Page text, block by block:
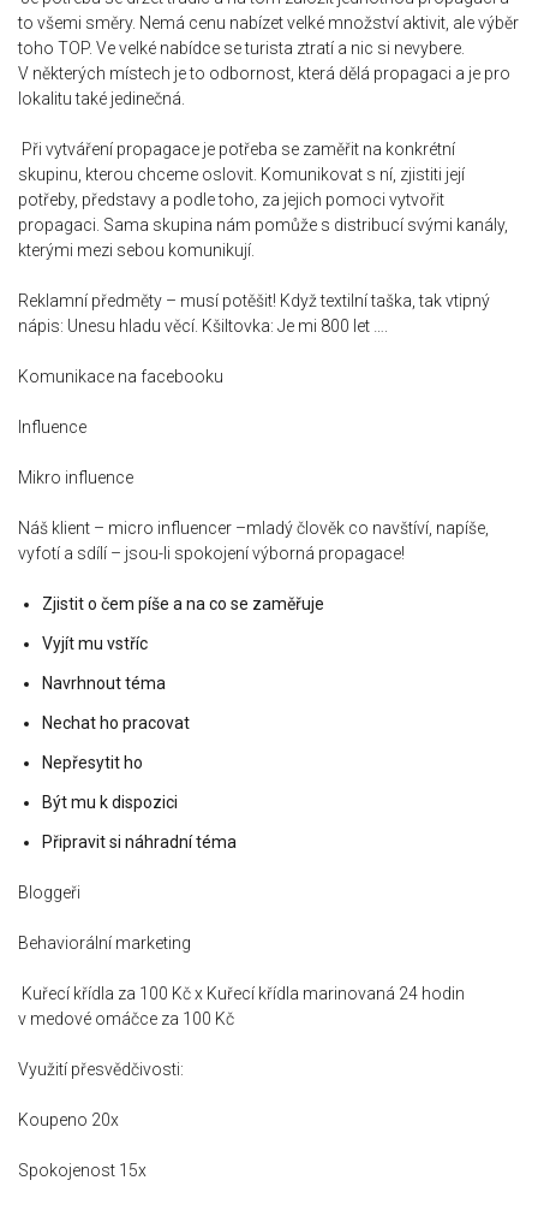
to všemi směry. Nemá cenu nabízet velké množství aktivit, ale výběr
toho TOP. Ve velké nabídce se turista ztratí a nic si nevybere.
V některých místech je to odbornost, která dělá propagaci a je pro
lokalitu také jedinečná.
Při vytváření propagace je potřeba se zaměřit na konkrétní
skupinu, kterou chceme oslovit. Komunikovat s ní, zjistiti její
potřeby, představy a podle toho, za jejich pomoci vytvořit
propagaci. Sama skupina nám pomůže s distribucí svými kanály,
kterými mezi sebou komunikují.
Reklamní předměty – musí potěšit! Když textilní taška, tak vtipný
nápis: Unesu hladu věcí. Kšiltovka: Je mi 800 let ….
Komunikace na facebooku
Influence
Mikro influence
Náš klient – micro influencer –mladý člověk co navštíví, napíše,
vyfotí a sdílí – jsou-li spokojení výborná propagace!
Zjistit o čem píše a na co se zaměřuje
Vyjít mu vstříc
Navrhnout téma
Nechat ho pracovat
Nepřesytit ho
Být mu k dispozici
Připravit si náhradní téma
Bloggeři
Behaviorální marketing
Kuřecí křídla za 100 Kč x Kuřecí křídla marinovaná 24 hodin
v medové omáčce za 100 Kč
Využití přesvědčivosti:
Koupeno 20x
Spokojenost 15x